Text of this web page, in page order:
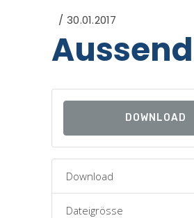
30.01.2017
DOWNLOAD
Download
Dateigrösse